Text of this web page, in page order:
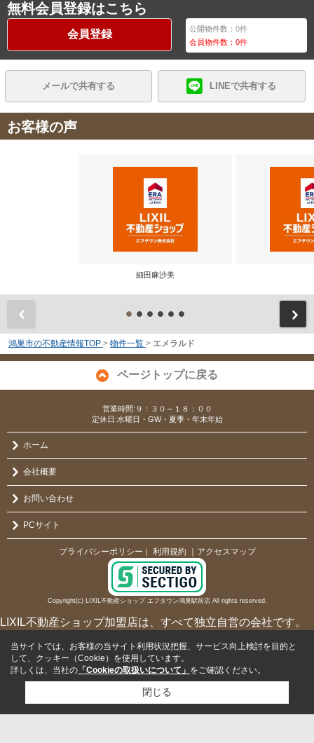
無料会員登録はこちら
会員登録 公開物件数：0件
会員物件数：0件
メールで共有する LINEで共有する
お客様の声
細田麻沙美
鴻巣市の不動産情報TOP > 物件一覧 > エメラルド
ページトップに戻る
営業時間:９：３０～１８：００
定休日:水曜日・GW・夏季・年末年始
ホーム
会社概要
お問い合わせ
PCサイト
プライバシーポリシー 利用規約 ｜アクセスマップ
Copyright(c) LIXIL不動産ショップ エフタウン鴻巣駅前店 All rights reserved.
LIXIL不動産ショップ加盟店は、すべて独立自営の会社です。
当サイトでは、お客様の当サイト利用状況把握、サービス向上検討を目的と
して、クッキー（Cookie）を使用しています。
詳しくは、当社の 「Cookieの取扱いについて」 をご確認ください。
閉じる